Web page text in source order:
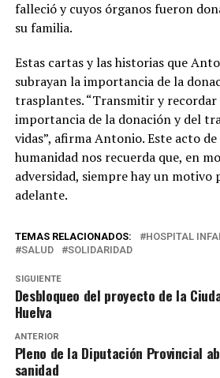
falleció y cuyos órganos fueron
su familia.
Estas cartas y las historias que
subrayan la importancia de la
trasplantes. “Transmitir y recordar
importancia de la donación y del
vidas”, afirma Antonio. Este acto
humanidad nos recuerda que, en
adversidad, siempre hay un motivo
adelante.
TEMAS RELACIONADOS: HOSPITAL
SALUD
SOLIDARIDAD
SIGUIENTE
Desbloqueo del proyecto de la
Huelva
ANTERIOR
Pleno de la Diputación Provincial
sanidad